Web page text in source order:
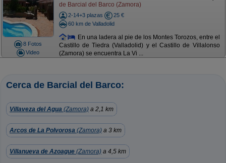
8 Fotos
Video
de Barcial del Barco (Zamora)
2-14+3 plazas
25 €
60 km de Valladolid
En una ladera al pie de los Montes Torozos, entre el
Castillo de Tiedra (Valladolid) y el Castillo de Villalonso
(Zamora) se encuentra La Vi ...
Cerca de Barcial del Barco:
Villaveza del Agua (Zamora) a 2,1 km
Arcos de La Polvorosa (Zamora) a 3 km
Villanueva de Azoague (Zamora) a 4,5 km